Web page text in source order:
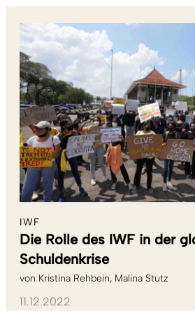
IWF
Die Rolle des IWF in der
Schuldenkrise
von Kristina Rehbein Malina Stutz
11.12.2022